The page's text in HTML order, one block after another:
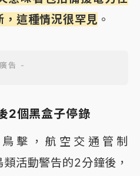
這種情況很罕見 。
2個黑盒子停錄
擊，航空交通管制
類活動警告的2分鐘後，